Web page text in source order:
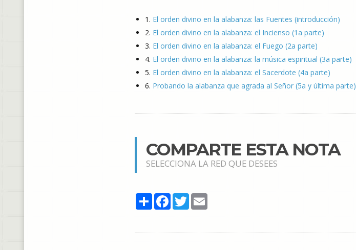
1. El orden divino en la alabanza: las Fuentes (introducción)
2. El orden divino en la alabanza: el Incienso (1a parte)
3. El orden divino en la alabanza: el Fuego (2a parte)
4. El orden divino en la alabanza: la música espiritual (3a parte)
5. El orden divino en la alabanza: el Sacerdote (4a parte)
6. Probando la alabanza que agrada al Señor (5a y última parte)
COMPARTE ESTA NOTA
SELECCIONA LA RED QUE DESEES
ShareFacebook
TwitterEmail